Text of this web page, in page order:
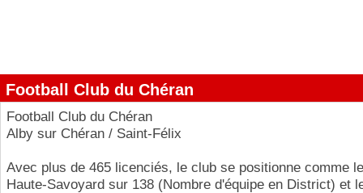
Football Club du Chéran
Football Club du Chéran
Alby sur Chéran / Saint-Félix
Avec plus de 465 licenciés, le club se positionne comme
Haute-Savoyard sur 138 (Nombre d'équipe en District) et